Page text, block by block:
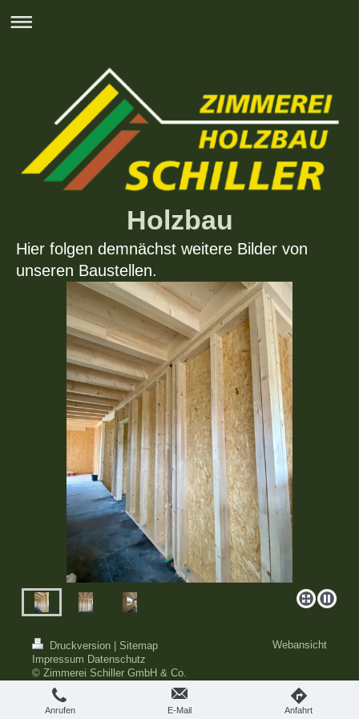
Holzbau
Hier folgen demnächst weitere Bilder von
unseren Baustellen.
Druckversion | Sitemap
Impressum Datenschutz
© Zimmerei Schiller GmbH & Co.
Webansicht
Anrufen E-Mail Anfahrt